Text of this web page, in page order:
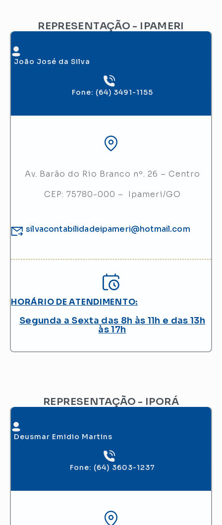
REPRESENTAÇÃO - IPAMERI
João José da Silva
Fone: (64) 3491-1155
Av. Barão do Rio Branco nº. 26 – Centro
CEP: 75780-000 – Ipameri/GO
silvacontabilidadeipameri@hotmail.com
HORÁRIO DE ATENDIMENTO:
Segunda a Sexta das 8h às 11h e das 13h
às 17h
REPRESENTAÇÃO - IPORÁ
Deusmar Emidio Martins
Fone: (64) 3603-1237